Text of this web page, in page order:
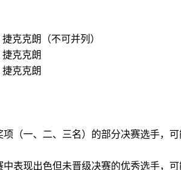
克克朗（不可并列）
克克朗
克克朗
（一、二、三名）的部分决赛选手，
表现出色但未晋级决赛的优秀选手，可